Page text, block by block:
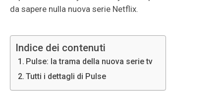
da sapere nulla nuova serie Netflix.
Indice dei contenuti
Pulse: la trama della nuova serie tv
Tutti i dettagli di Pulse